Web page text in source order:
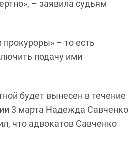
– заявила судьям
прокуроры» – то есть
подачу ими
будет вынесен в течение
3 марта Надежда Савченко
что адвокатов Савченко